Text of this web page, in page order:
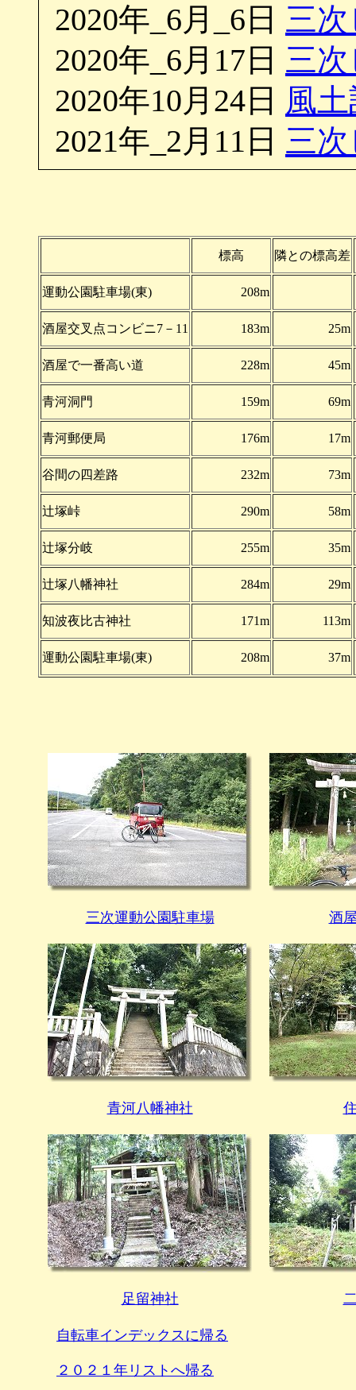
2020年_6月_6日 三
2020年_6月17日 三
2020年10月24日 風
2021年_2月11日 三
標高 隣との標高差
運動公園駐車場(東) 208m
酒屋交叉点コンビニ7－11 183m 25m
酒屋で一番高い道 228m 45m
青河洞門 159m 69m
青河郵便局 176m 17m
谷間の四差路 232m 73m
辻塚峠 290m 58m
辻塚分岐 255m 35m
辻塚八幡神社 284m 29m
知波夜比古神社 171m 113m
運動公園駐車場(東) 208m 37m
三次運動公園駐車場 酒
青河八幡神社
足留神社
自転車インデックスに帰る
２０２１年リストへ帰る